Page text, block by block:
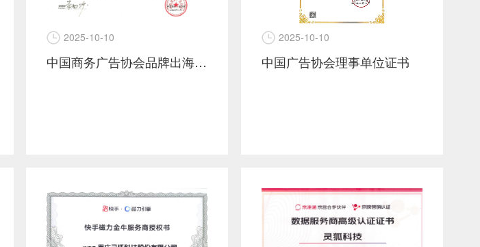
2025-10-10
中国商务广告协会品牌出海生态工作委员会理事单位
2025-10-10
中国广告协会理事单位证书